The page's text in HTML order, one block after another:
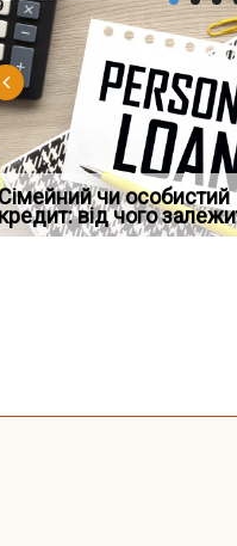
на яких не
апостиль:
практики ВС від
Кравця, що
чи особистий
кредит: від чого
Восьмий ААС
підтвердив, що
скас